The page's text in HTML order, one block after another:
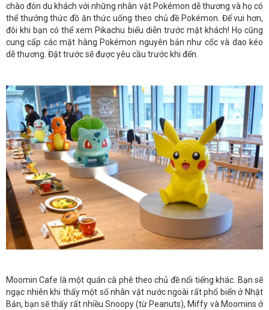
chào đón du khách với những nhân vật Pokémon dễ thương và họ có
thể thưởng thức đồ ăn thức uống theo chủ đề Pokémon. Để vui hơn,
đôi khi bạn có thể xem Pikachu biểu diễn trước mặt khách! Họ cũng
cung cấp các mặt hàng Pokémon nguyên bản như cốc và dao kéo
dễ thương. Đặt trước sẽ được yêu cầu trước khi đến.
Moomin Cafe là một quán cà phê theo chủ đề nổi tiếng khác. Bạn sẽ
ngạc nhiên khi thấy một số nhân vật nước ngoài rất phổ biến ở Nhật
Bản, bạn sẽ thấy rất nhiều Snoopy (từ Peanuts), Miffy và Moomins ở